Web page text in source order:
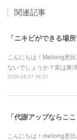
関連記事
「ニキビができる場
こんにちは！Meilong恵
ないでしょうか？実は東
2026.08.07 06:21
「代謝アップならこ
こんにちは！meilong恵